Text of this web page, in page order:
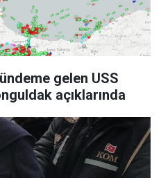
gelen USS
açıklarında